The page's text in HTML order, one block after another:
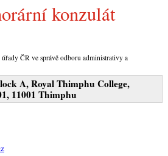
úřady ČR ve správě odboru administrativy a
A, Royal Thimphu College,
11001 Thimphu